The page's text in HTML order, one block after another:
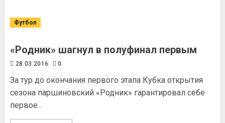
Футбол
«Родник» шагнул в полуфинал первым
28.03.2016 0
За тур до окончания первого этапа Кубка открытия
сезона паршиновский «Родник» гарантировал себе
первое...